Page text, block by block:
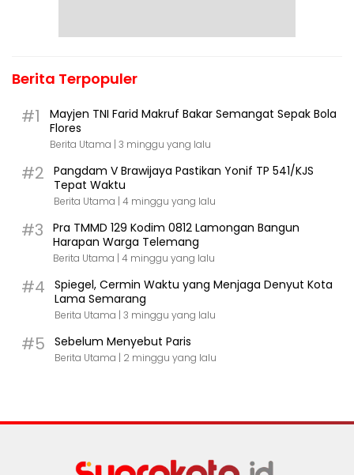
Berita Terpopuler
#1
Mayjen TNI Farid Makruf Bakar Semangat Sepak Bola
Flores
Berita Utama | 3 minggu yang lalu
#2
Pangdam V Brawijaya Pastikan Yonif TP 541/KJS
Tepat Waktu
Berita Utama | 4 minggu yang lalu
#3
Pra TMMD 129 Kodim 0812 Lamongan Bangun
Harapan Warga Telemang
Berita Utama | 4 minggu yang lalu
#4
Spiegel, Cermin Waktu yang Menjaga Denyut Kota
Lama Semarang
Berita Utama | 3 minggu yang lalu
#5 Sebelum Menyebut Paris
Berita Utama | 2 minggu yang lalu